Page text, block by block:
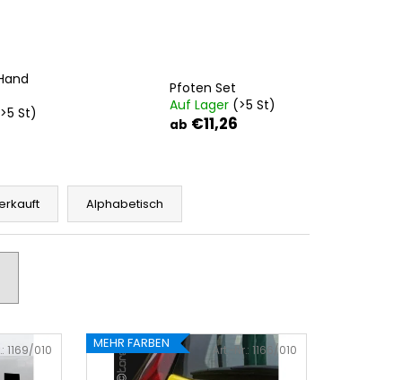
St)
Pfoten Set
Auf Lager (>5 St)
ab €11,26
Alphabetisch
1169/010 MEHR FARBEN Art.-Nr.: 1166/010